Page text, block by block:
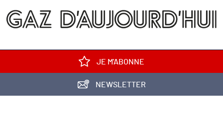
JE M'ABONNE
NEWSLETTER